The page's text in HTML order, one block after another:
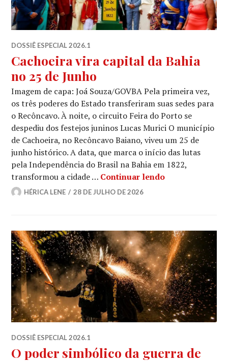
DOSSIÊ ESPECIAL 2026.1
Cachoeira vira capital da Bahia
no 25 de Junho
Imagem de capa: Joá Souza/GOVBA Pela primeira vez,
os três poderes do Estado transferiram suas sedes para
o Recôncavo. À noite, o circuito Feira do Porto se
despediu dos festejos juninos Lucas Murici O município
de Cachoeira, no Recôncavo Baiano, viveu um 25 de
junho histórico. A data, que marca o início das lutas
pela Independência do Brasil na Bahia em 1822,
transformou a cidade … Continuar lendoCachoeira vira
HÉRICA LENE 28 DE JULHO DE 2026
DOSSIÊ ESPECIAL 2026.1
O poder simbólico da guerra de